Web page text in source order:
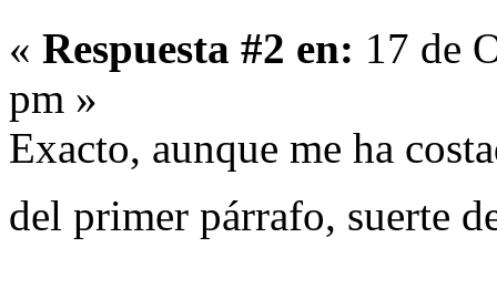
« Respuesta #2 en: 17 de
pm »
Exacto, aunque me ha
del primer párrafo, suerte